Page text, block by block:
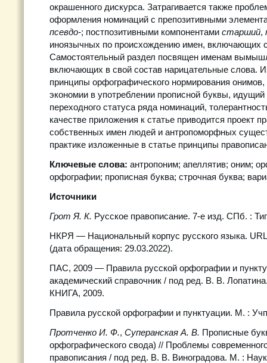
окрашенного дискурса. Затрагивается также
оформления номинаций с препозитивными
псевдо-; постпозитивными компонентами старший,
иноязычных по происхождению имен, включающих
Самостоятельный раздел посвящен именам
включающих в свой состав нарицательные слова.
принципы орфографического нормирования онимов,
экономии в употреблении прописной буквы, идущий
переходного статуса ряда номинаций,
качестве приложения к статье приводится проект
собственных имен людей и антропоморфных
практике изложенные в статье принципы
Ключевые слова: антропоним; апеллятив; оним;
орфографии; прописная буква; строчная буква;
Источники
Грот Я. К. Русское правописание. 7-е изд. СПб. :
НКРЯ — Национальный корпус русского языка.
(дата обращения: 29.03.2022).
ПАС, 2009 — Правила русской орфографии и
академический справочник / под ред. В. В.
КНИГА, 2009.
Правила русской орфографии и пунктуации. М. :
Протченко И. Ф., Суперанская А. В. Прописные
орфографического свода) // Проблемы
правописания / под ред. В. В. Виноградова. М. :